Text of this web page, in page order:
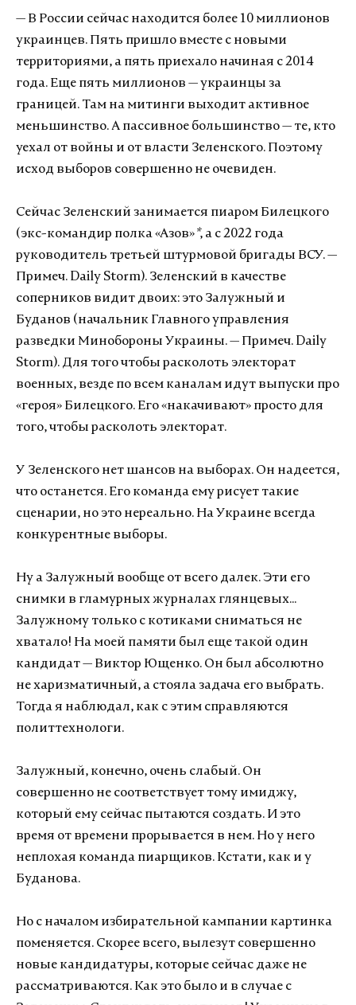
— В России сейчас находится более 10 миллионов
украинцев. Пять пришло вместе с новыми
территориями, а пять приехало начиная с 2014
года. Еще пять миллионов — украинцы за
границей. Там на митинги выходит активное
меньшинство. А пассивное большинство — те, кто
уехал от войны и от власти Зеленского. Поэтому
исход выборов совершенно не очевиден.
Сейчас Зеленский занимается пиаром Билецкого
(экс-командир полка «Азов»*, а с 2022 года
руководитель третьей штурмовой бригады ВСУ. —
Примеч. Daily Storm). Зеленский в качестве
соперников видит двоих: это Залужный и
Буданов (начальник Главного управления
разведки Минобороны Украины. — Примеч. Daily
Storm). Для того чтобы расколоть электорат
военных, везде по всем каналам идут выпуски про
«героя» Билецкого. Его «накачивают» просто для
того, чтобы расколоть электорат.
У Зеленского нет шансов на выборах. Он надеется,
что останется. Его команда ему рисует такие
сценарии, но это нереально. На Украине всегда
конкурентные выборы.
Ну а Залужный вообще от всего далек. Эти его
снимки в гламурных журналах глянцевых...
Залужному только с котиками сниматься не
хватало! На моей памяти был еще такой один
кандидат — Виктор Ющенко. Он был абсолютно
не харизматичный, а стояла задача его выбрать.
Тогда я наблюдал, как с этим справляются
политтехнологи.
Залужный, конечно, очень слабый. Он
совершенно не соответствует тому имиджу,
который ему сейчас пытаются создать. И это
время от времени прорывается в нем. Но у него
неплохая команда пиарщиков. Кстати, как и у
Буданова.
Но с началом избирательной кампании картинка
поменяется. Скорее всего, вылезут совершенно
новые кандидатуры, которые сейчас даже не
рассматриваются. Как это было и в случае с